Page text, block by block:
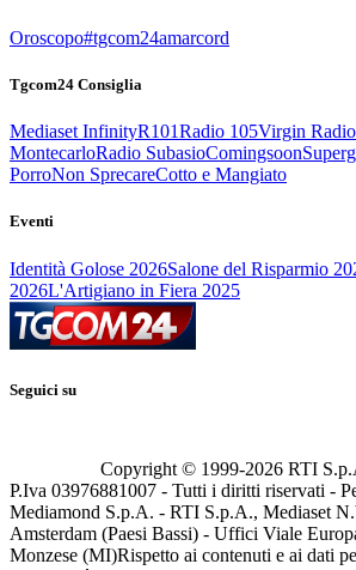
Oroscopo#tgcom24amarcord
Tgcom24 Consiglia
Mediaset InfinityR101Radio 105Virgin Radio
MontecarloRadio SubasioComingsoon
PorroNon SprecareCotto e Mangiato
Eventi
Identità Golose 2026Salone del Risparmio
2026L'Artigiano in Fiera 2025
Seguici su
Copyright © 1999-2026 RTI
P.Iva 03976881007 - Tutti i diritti riservati -
Mediamond S.p.A. - RTI S.p.A., Mediaset
Amsterdam (Paesi Bassi) - Uffici Viale
Monzese (MI)Rispetto ai contenuti e ai dati